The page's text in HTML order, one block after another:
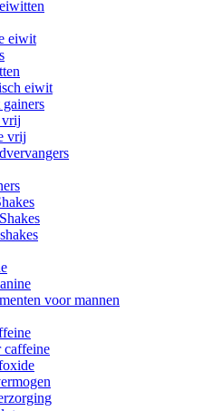
eiwit
eiwit
vrij
vrij
voor mannen
caffeine